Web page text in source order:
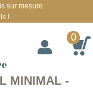
MINIMAL -
sur mesure
!
0